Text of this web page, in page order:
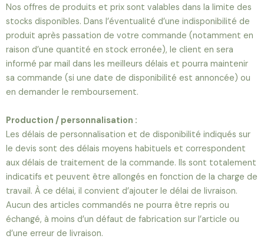
Nos offres de produits et prix sont valables dans la limite des
stocks disponibles. Dans l’éventualité d’une indisponibilité de
produit après passation de votre commande (notamment en
raison d’une quantité en stock erronée), le client en sera
informé par mail dans les meilleurs délais et pourra maintenir
sa commande (si une date de disponibilité est annoncée) ou
en demander le remboursement.
Production / personnalisation :
Les délais de personnalisation et de disponibilité indiqués sur
le devis sont des délais moyens habituels et correspondent
aux délais de traitement de la commande. Ils sont totalement
indicatifs et peuvent être allongés en fonction de la charge de
travail. À ce délai, il convient d’ajouter le délai de livraison.
Aucun des articles commandés ne pourra être repris ou
échangé, à moins d’un défaut de fabrication sur l’article ou
d’une erreur de livraison.